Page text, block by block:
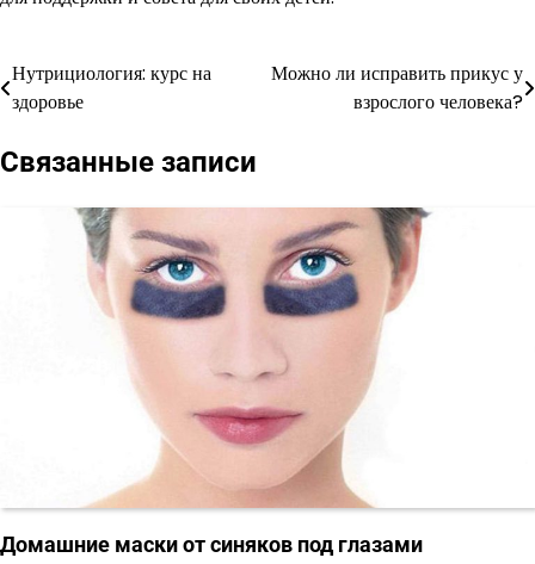
Навигация
по
записям
Нутрициология: курс на
здоровье
Можно ли исправить прикус у
взрослого человека?
Связанные записи
Домашние маски от синяков под глазами